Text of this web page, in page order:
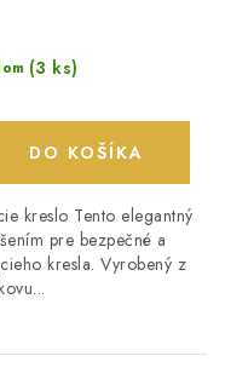
(3 ks)
DO KOŠÍKA
kreslo Tento elegantný
pre bezpečné a
kresla. Vyrobený z